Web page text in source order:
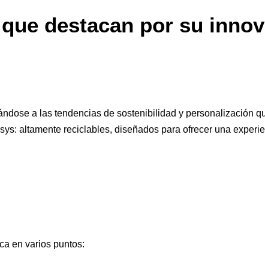
destacan por su
a las tendencias de sostenibilidad y personalización
altamente reciclables, diseñados para ofrecer una
en varios puntos: